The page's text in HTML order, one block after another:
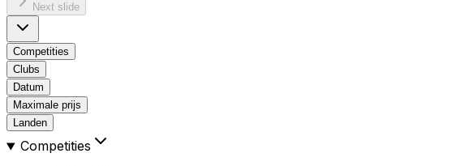
Next slide
Competities
Clubs
Datum
Maximale prijs
Landen
Competities